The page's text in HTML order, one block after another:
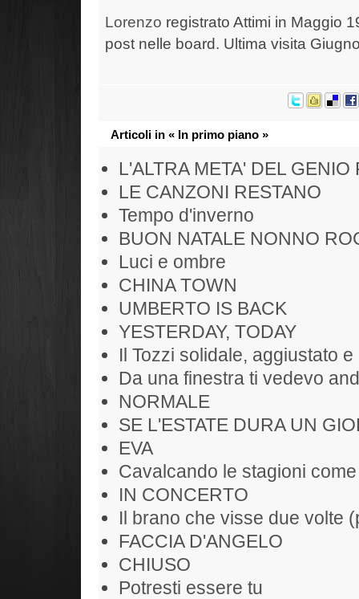
Lorenzo registrato Attimi in Maggio
post nelle board. Ultima visita
Articoli in « In primo piano »
L'ALTRA META' DEL GENIO
LE CANZONI RESTANO
Tempo d'inverno
BUON NATALE NONNO
Luci e ombre
CHINA TOWN
UMBERTO IS BACK
YESTERDAY, TODAY
Il Tozzi solidale, aggiustato
Da una finestra ti vedevo
NORMALE
SE L'ESTATE DURA UN
EVA
Cavalcando le stagioni
IN CONCERTO
Il brano che visse due volte
FACCIA D'ANGELO
CHIUSO
Potresti essere tu